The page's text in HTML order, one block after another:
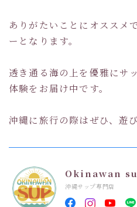
ありがたいことにオススメ
ーとなります。
透き通る海の上を優雅にサ
体験をお届け中です。
沖縄に旅行の際はぜひ、遊
Okinawan
沖縄サップ専門店